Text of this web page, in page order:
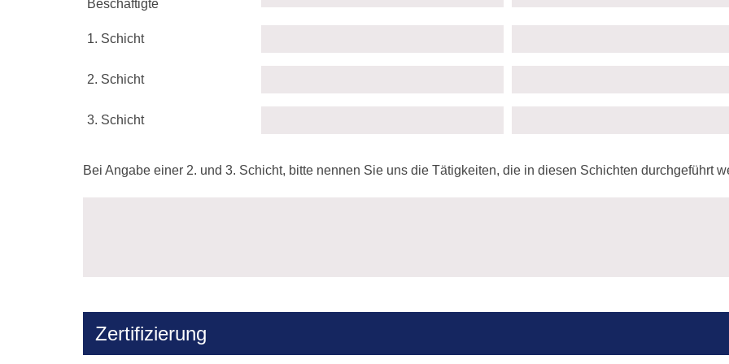
Beschäftigte
1. Schicht
2. Schicht
3. Schicht
Bei Angabe einer 2. und 3. Schicht, bitte nennen Sie uns die Tätigkeiten, die in diesen Schichten durchgeführt
Zertifizierung